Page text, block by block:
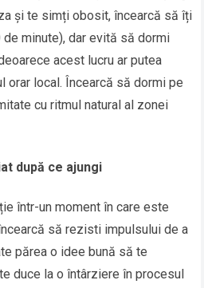
și te simți obosit, încearcă să îți
minute), dar evită să dormi
acest lucru ar putea
orar local. Încearcă să dormi pe
cu ritmul natural al zonei
după ce ajungi
într-un moment în care este
să rezisti impulsului de a
părea o idee bună să te
duce la o întârziere în procesul